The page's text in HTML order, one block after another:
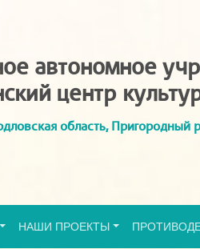
автономное
центр
область, Пригородный
НАШИ ПРОЕКТЫ